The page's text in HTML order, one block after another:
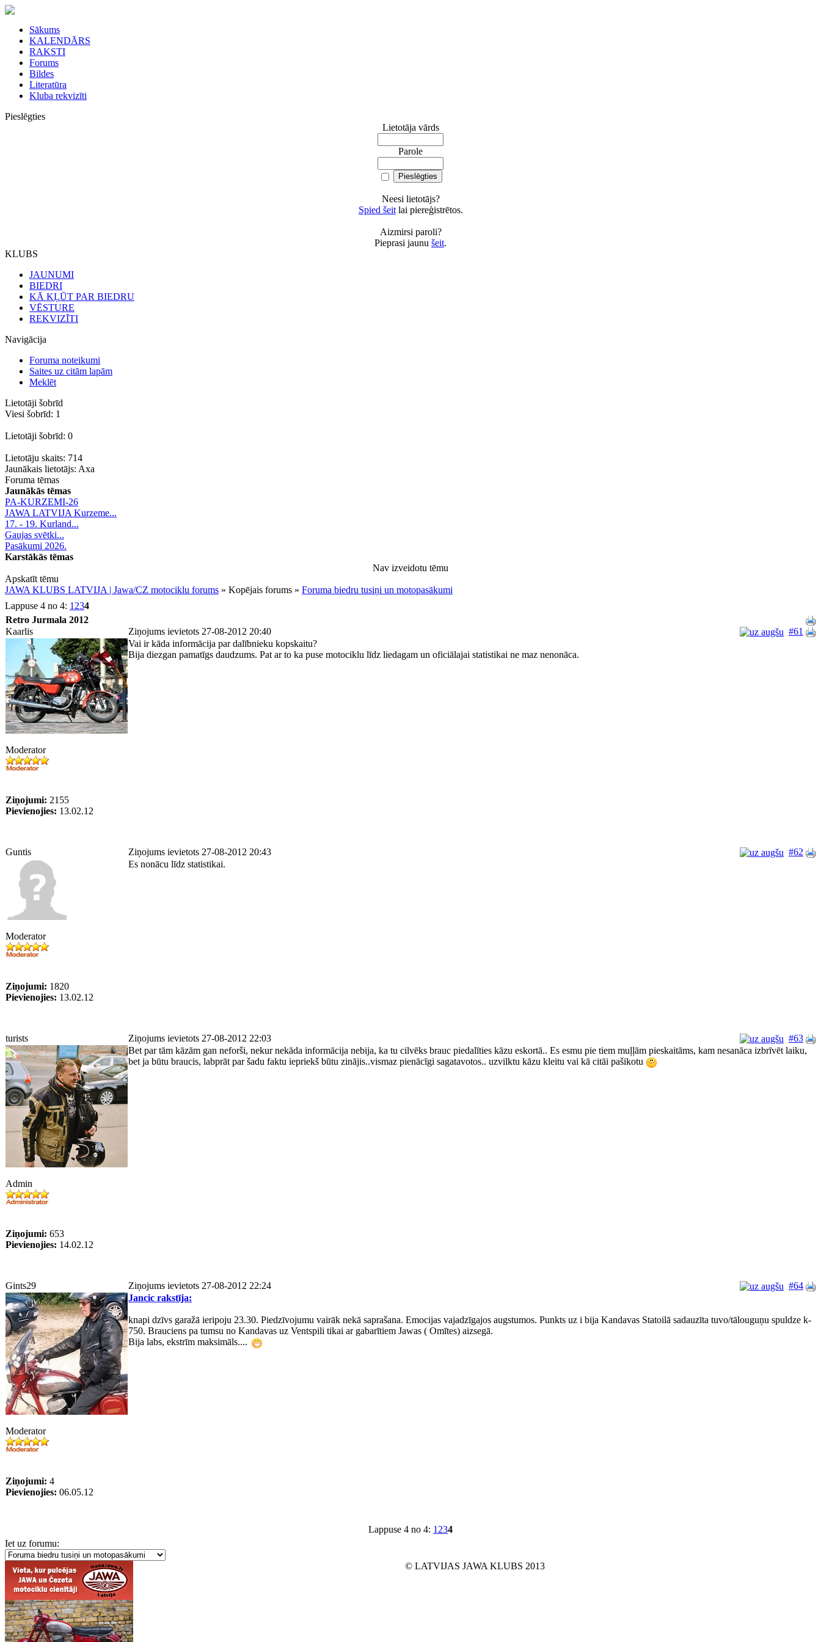
Sākums
KALENDĀRS
RAKSTI
Forums
Bildes
Literatūra
Kluba rekvizīti
Pieslēgties
Lietotāja vārds
Parole
Neesi lietotājs?
Spied šeitlai piereģistrētos.
Aizmirsi paroli?
Pieprasi jaunu šeit.
KLUBS
JAUNUMI
BIEDRI
KĀ KĻŪT PAR BIEDRU
VĒSTURE
REKVIZĪTI
Navigācija
Foruma noteikumi
Saites uz citām lapām
Meklēt
Lietotāji šobrīd
Viesi šobrīd: 1
Lietotāji šobrīd: 0
Lietotāju skaits: 714
Jaunākais lietotājs: Axa
Foruma tēmas
Jaunākās tēmas
PA-KURZEMI-26
JAWA LATVIJA Kurzeme...
17. - 19. Kurland...
Gaujas svētki...
Pasākumi 2026.
Karstākās tēmas
Nav izveidotu tēmu
Apskatīt tēmu
JAWA KLUBS LATVIJA | Jawa/CZ motociklu forums » Kopējais forums » Foruma biedru tusiņi un motopasākumi
Lappuse 4 no 4: 1 234
Retro Jurmala 2012
Kaarlis
#61
Ziņojums ievietots 27-08-2012 20:40
Moderator
Ziņojumi: 2155
Pievienojies: 13.02.12
Vai ir kāda informācija par dalībnieku kopskaitu?
Bija diezgan pamatīgs daudzums. Pat ar to ka puse motociklu līdz liedagam un oficiālajai statistikai ne maz nenonāca.
Guntis #62
Ziņojums ievietots 27-08-2012 20:43
Moderator
Ziņojumi: 1820
Pievienojies: 13.02.12
Es nonācu līdz statistikai.
turists #63
Ziņojums ievietots 27-08-2012 22:03
Admin
Ziņojumi: 653
Pievienojies: 14.02.12
Bet par tām kāzām gan neforši, nekur nekāda informācija nebija, ka tu cilvēks brauc piedalīties kāzu eskortā.. Es esmu pie tiem muļļām pieskaitāms, kam nesanāca izbrīvēt laiku,
bet ja būtu braucis, labprāt par šadu faktu iepriekš būtu zinājis..vismaz pienācīgi sagatavotos.. uzvilktu kāzu kleitu vai kā citāi pašikotu
Gints29 #64
Ziņojums ievietots 27-08-2012 22:24
Moderator
Ziņojumi: 4
Pievienojies: 06.05.12
Jancic rakstīja:
knapi dzīvs garažā ieripoju 23.30. Piedzīvojumu vairāk nekā saprašana. Emocijas vajadzīgajos augstumos. Punkts uz i bija Kandavas Statoilā sadauzīta tuvo/tālouguņu spuldze k-
750. Brauciens pa tumsu no Kandavas uz Ventspili tikai ar gabarītiem Jawas ( Omītes) aizsegā.
Bija labs, ekstrīm maksimāls....
Lappuse 4 no 4: 1 234
Iet uz forumu:
© LATVIJAS JAWA KLUBS 2013